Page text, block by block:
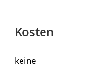
Kosten
keine